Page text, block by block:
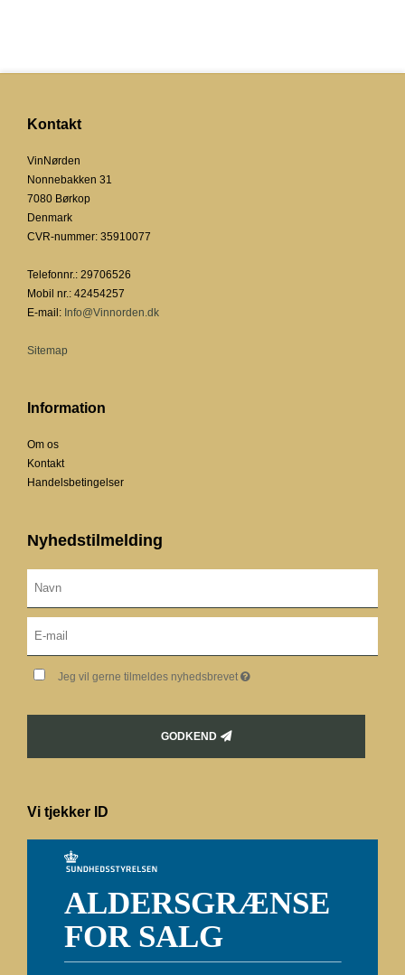
Kontakt
VinNørden
Nonnebakken 31
7080 Børkop
Denmark
CVR-nummer: 35910077
Telefonnr.: 29706526
Mobil nr.: 42454257
E-mail : Info@Vinnorden.dk
Sitemap
Information
Om os
Kontakt
Handelsbetingelser
Nyhedstilmelding
Jeg vil gerne tilmeldes nyhedsbrevet
GODKEND
Vi tjekker ID